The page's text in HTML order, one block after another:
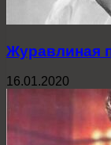
Журавлиная
16.01.2020